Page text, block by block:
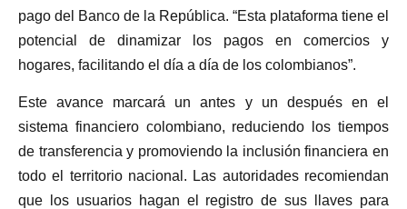
pago del Banco de la República. “Esta plataforma tiene el
potencial de dinamizar los pagos en comercios y
hogares, facilitando el día a día de los colombianos”.
Este avance marcará un antes y un después en el
sistema financiero colombiano, reduciendo los tiempos
de transferencia y promoviendo la inclusión financiera en
todo el territorio nacional. Las autoridades recomiendan
que los usuarios hagan el registro de sus llaves para